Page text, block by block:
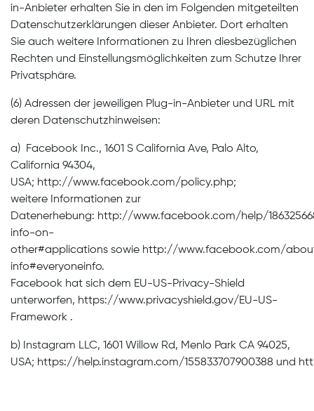
in-Anbieter erhalten Sie in den im Folgenden mitgeteilten
Datenschutzerklärungen dieser Anbieter. Dort erhalten
Sie auch weitere Informationen zu Ihren diesbezüglichen
Rechten und Einstellungsmöglichkeiten zum Schutze Ihrer
Privatsphäre.
(6) Adressen der jeweiligen Plug-in-Anbieter und URL mit
deren Datenschutzhinweisen:
a) Facebook Inc., 1601 S California Ave, Palo Alto,
California 94304,
USA; http://www.facebook.com/policy.php;
weitere Informationen zur
Datenerhebung: http://www.facebook.com/help/
info-on-
other#applications sowie http://www.facebook.com/
info#everyoneinfo.
Facebook hat sich dem EU-US-Privacy-Shield
unterworfen, https://www.privacyshield.gov/EU-US-
Framework .
b) Instagram LLC, 1601 Willow Rd, Menlo Park CA 94025,
USA; https://help.instagram.com/155833707900388 und